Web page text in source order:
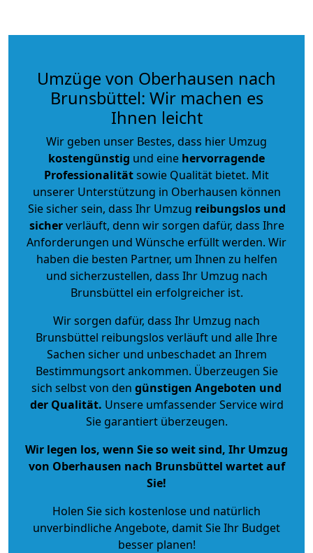
Umzüge von Oberhausen nach
Brunsbüttel: Wir machen es
Ihnen leicht
Wir geben unser Bestes, dass hier Umzug
kostengünstig und eine hervorragende
Professionalitätsowie Qualität bietet. Mit
unserer Unterstützung in Oberhausen können
Sie sicher sein, dass Ihr Umzug reibungslos und
sicherverläuft, denn wir sorgen dafür, dass Ihre
Anforderungen und Wünsche erfüllt werden. Wir
haben die besten Partner, um Ihnen zu helfen
und sicherzustellen, dass Ihr Umzug nach
Brunsbüttel ein erfolgreicher ist.
Wir sorgen dafür, dass Ihr Umzug nach
Brunsbüttel reibungslos verläuft und alle Ihre
Sachen sicher und unbeschadet an Ihrem
Bestimmungsort ankommen. Überzeugen Sie
sich selbst von den günstigen Angeboten und
der Qualität. Unsere umfassender Service wird
Sie garantiert überzeugen.
Wir legen los, wenn Sie so weit sind, Ihr Umzug
von Oberhausen nach Brunsbüttel wartet auf
Sie!
Holen Sie sich kostenlose und natürlich
unverbindliche Angebote, damit Sie Ihr Budget
besser planen!